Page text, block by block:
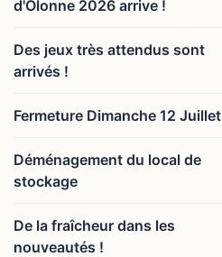
d'Olonne 2026 arrive !
Des jeux très attendus sont
arrivés !
Fermeture Dimanche 12 Juillet
Déménagement du local de
stockage
De la fraîcheur dans les
nouveautés !